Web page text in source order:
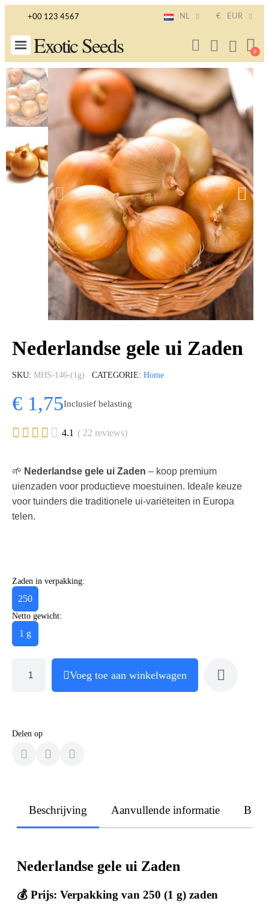
+00 123 4567 NL € EUR
Exotic Seeds
Nederlandse gele ui Zaden
SKU MHS-146-(1g) CATEGORIE Home
€ 1,75Inclusief belasting
     4.1 ( 22 reviews)
🌱 Nederlandse gele ui Zaden – koop premium
uienzaden voor productieve moestuinen. Ideale keuze
voor tuinders die traditionele ui-variëteiten in Europa
telen.
Zaden in verpakking:
250
Netto gewicht:
1 g
Voeg toe aan winkelwagen
Delen op
Beschrijving Aanvullende informatie
Nederlandse gele ui Zaden
💰 Prijs: Verpakking van 250 (1 g) zaden